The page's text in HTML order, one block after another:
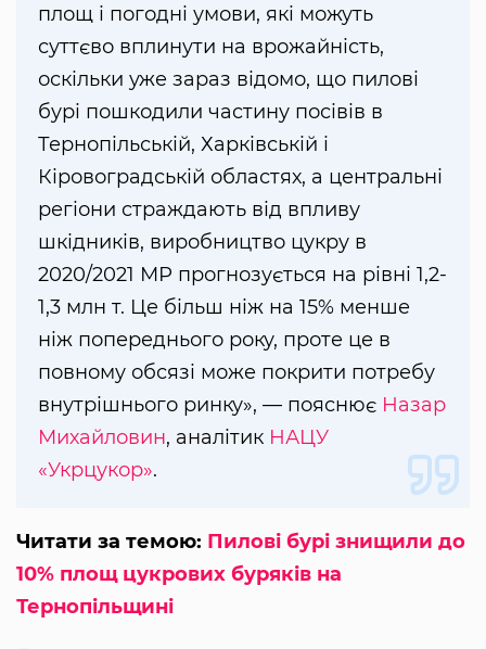
площ і погодні умови, які можуть
суттєво вплинути на врожайність,
оскільки уже зараз відомо, що пилові
бурі пошкодили частину посівів в
Тернопільській, Харківській і
Кіровоградській областях, а центральні
регіони страждають від впливу
шкідників, виробництво цукру в
2020/2021 МР прогнозується на рівні 1,2-
1,3 млн т. Це більш ніж на 15% менше
ніж попереднього року, проте це в
повному обсязі може покрити потребу
внутрішнього ринку», — пояснює Назар
Михайловин, аналітик НАЦУ
«Укрцукор».
Читати за темою: Пилові бурі знищили до
10% площ цукрових буряків на
Тернопільщині